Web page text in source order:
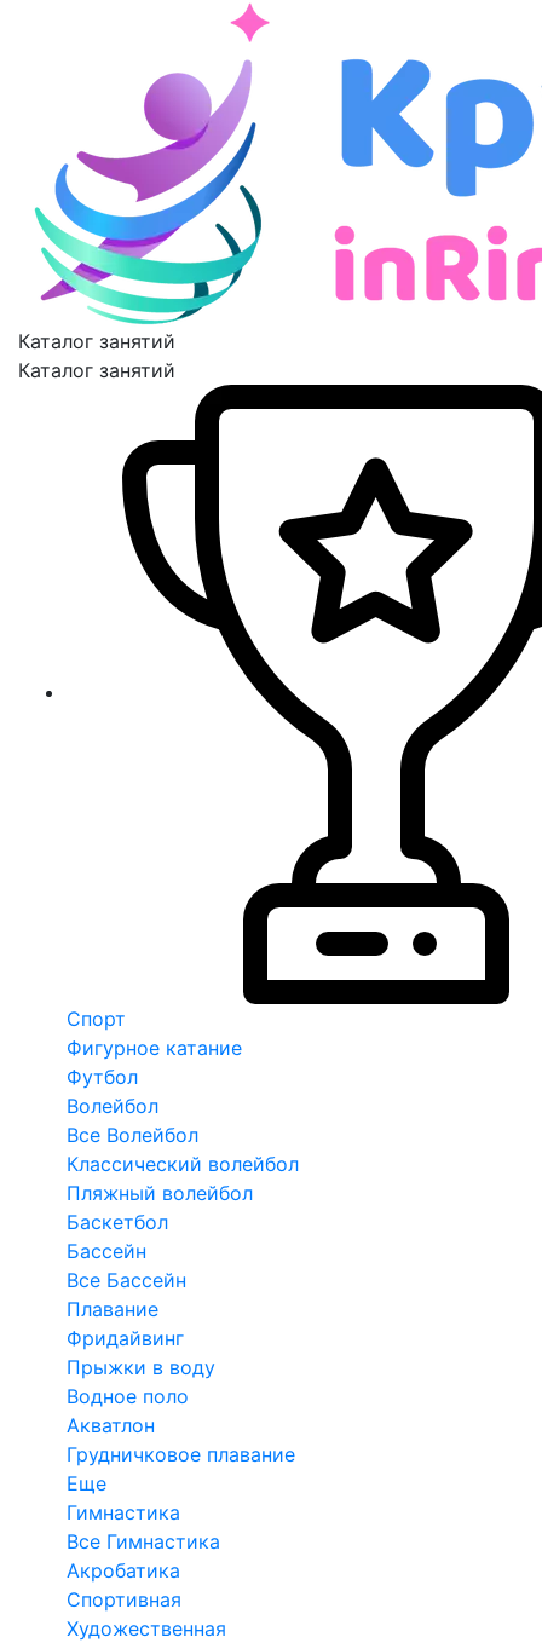
Каталог занятий
Каталог занятий
Спорт
Фигурное катание
Футбол
Волейбол
Все Волейбол
Классический волейбол
Пляжный волейбол
Баскетбол
Бассейн
Все Бассейн
Плавание
Фридайвинг
Прыжки в воду
Водное поло
Акватлон
Грудничковое плавание
Еще
Гимнастика
Все Гимнастика
Акробатика
Спортивная
Художественная